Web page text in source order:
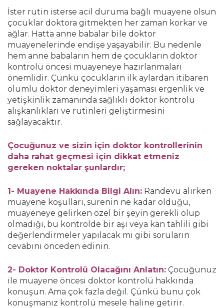
İster rutin isterse acil duruma bağlı muayene olsun
çocuklar doktora gitmekten her zaman korkar ve
ağlar. Hatta anne babalar bile doktor
muayenelerinde endişe yaşayabilir. Bu nedenle
hem anne babaların hem de çocukların doktor
kontrolü öncesi muayeneye hazırlanmaları
önemlidir. Çünkü çocukların ilk aylardan itibaren
olumlu doktor deneyimleri yaşaması ergenlik ve
yetişkinlik zamanında sağlıklı doktor kontrolü
alışkanlıkları ve rutinleri geliştirmesini
sağlayacaktır.
Çocuğunuz ve sizin için doktor kontrollerinin
daha rahat geçmesi için dikkat etmeniz
gereken noktalar şunlardır;
1- Muayene Hakkında Bilgi Alın: Randevu alırken
muayene koşulları, sürenin ne kadar olduğu,
muayeneye gelirken özel bir şeyin gerekli olup
olmadığı, bu kontrolde bir aşı veya kan tahlili gibi
değerlendirmeler yapılacak mı gibi soruların
cevabını önceden edinin.
2- Doktor Kontrolü Olacağını Anlatın: Çocuğunuz
ile muayene öncesi doktor kontrolü hakkında
konuşun. Ama çok fazla değil. Çünkü bunu çok
konuşmanız kontrolü mesele haline getirir.